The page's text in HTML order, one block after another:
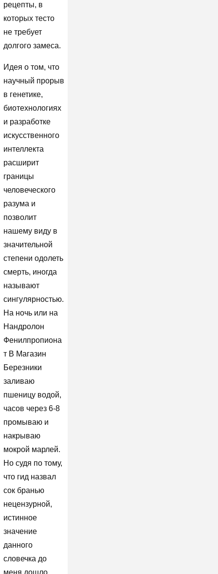
рецепты, в
которых тесто
не требует
долгого замеса.
Идея о том, что
научный прорыв
в генетике,
биотехнологиях
и разработке
искусственного
интеллекта
расширит
границы
человеческого
разума и
позволит
нашему виду в
значительной
степени одолеть
смерть, иногда
называют
сингулярностью.
На ночь или на
Нандролон
Фенилпропиона
т В Магазин
Березники
заливаю
пшеницу водой,
часов через 6-8
промываю и
накрываю
мокрой марлей.
Но судя по тому,
что гид назвал
сок бранью
нецензурной,
истинное
значение
данного
словечка до
меня дошло